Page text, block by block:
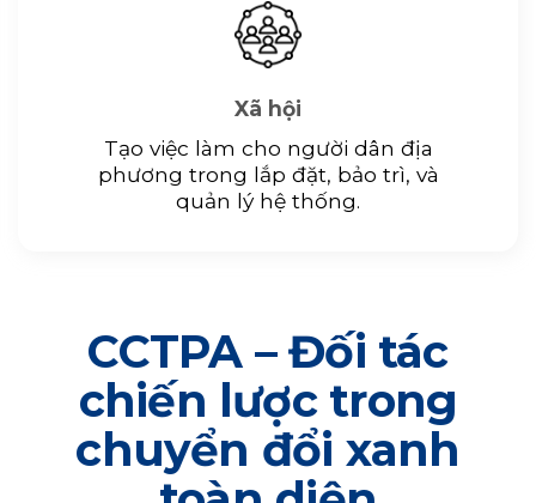
Xã hội
Tạo việc làm cho người dân địa
phương trong lắp đặt, bảo trì, và
quản lý hệ thống.
CCTPA – Đối tác
chiến lược trong
chuyển đổi xanh